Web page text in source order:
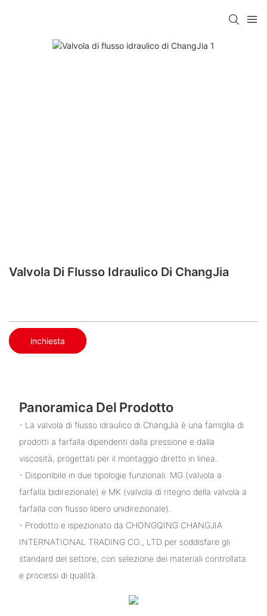
Valvola Di Flusso Idraulico Di ChangJia
inchiesta
Panoramica Del Prodotto
- La valvola di flusso idraulico di ChangJia è una famiglia di
prodotti a farfalla dipendenti dalla pressione e dalla
viscosità, progettati per il montaggio diretto in linea.
- Disponibile in due tipologie funzionali: MG (valvola a
farfalla bidirezionale) e MK (valvola di ritegno della valvola a
farfalla con flusso libero unidirezionale).
- Prodotto e ispezionato da CHONGQING CHANGJIA
INTERNATIONAL TRADING CO., LTD per soddisfare gli
standard del settore, con selezione dei materiali controllata
e processi di qualità.